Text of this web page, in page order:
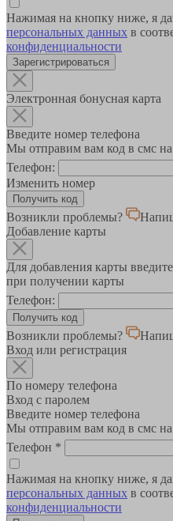
Нажимая на кнопку ниже, я
персональных данных в
конфиденциальности
Зарегистрироваться
Электронная бонусная карта
Введите номер телефона
Мы отправим вам код в смс
Телефон:
Изменить номер
Возникли проблемы?
Добавление карты
Для добавления карты
при получении карты
Телефон:
Возникли проблемы?
Вход или регистрация
По номеру телефона
Вход с паролем
Введите номер телефона
Мы отправим вам код в смс
Телефон *
Нажимая на кнопку ниже, я
персональных данных в
конфиденциальности